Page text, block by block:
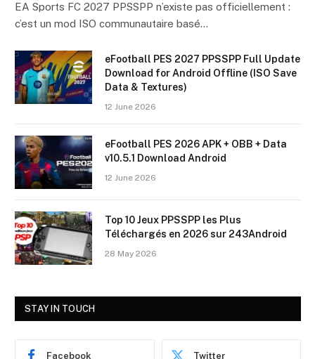
EA Sports FC 2027 PPSSPP n’existe pas officiellement :
c’est un mod ISO communautaire basé…
eFootball PES 2027 PPSSPP Full Update
Download for Android Offline (ISO Save
Data & Textures)
12 June 2026
eFootball PES 2026 APK + OBB + Data
v10.5.1 Download Android
12 June 2026
Top 10 Jeux PPSSPP les Plus
Téléchargés en 2026 sur 243Android
28 May 2026
STAY IN TOUCH
Facebook Twitter